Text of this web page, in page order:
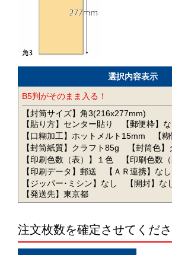
選択内容表示
B5判がそのまま入る！
【封筒サイズ】角3(216x277mm)
【貼り方】センター貼り
【郵便枠】
【口糊加工】ホットメルト15mm
【
【封筒紙質】クラフト85g
【封筒色
【印刷色数（表）】１色
【印刷色数
【印刷データ】郵送
【ＡＲ連携】なし
【ジッパー･ミシン】なし
【開封】な
【発送先】東京都
注文枚数を確定させてくだ